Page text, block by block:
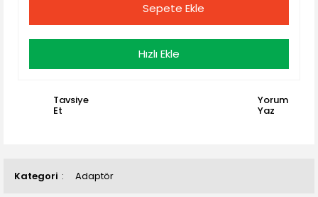
Kategori Adaptör
Sepete Ekle
Hızlı Ekle
Tavsiye
Et
Yorum
Yaz